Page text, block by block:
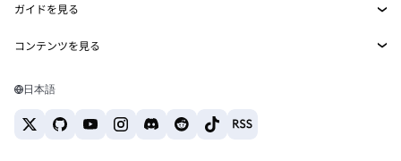
Snaps
Web3サービス
セキュリティ
サポート
キャリア
お問い合わせ
Solanaの価格
Tetherの価格
ETH→USD
USDT→INR
BTC→INR
ETH→USDT
ガイドを見る
ETHの購入
USDTの購入
コンテンツを見る
Solanaウォレット
日本語